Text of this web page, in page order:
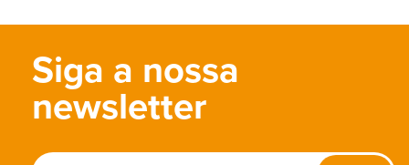
Siga a nossa
newsletter